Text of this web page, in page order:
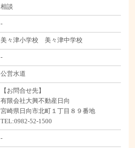
相談
-
美々津小学校 美々津中学校
-
公営水道
【お問合せ先】
有限会社大興不動産日向
宮崎県日向市北町１丁目８９番地
TEL:0982-52-1500
-